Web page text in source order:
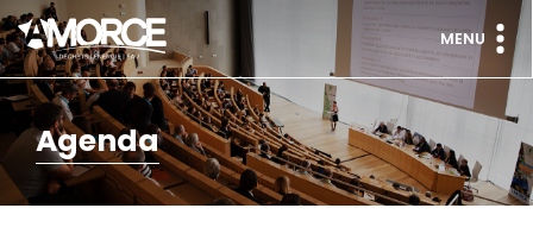
MENU
Agenda